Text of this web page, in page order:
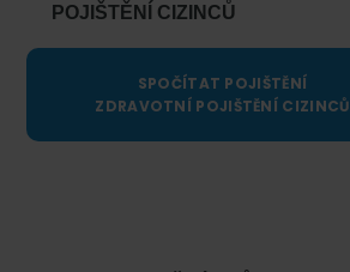
POJIŠTĚNÍ CIZINCŮ
SPOČÍTAT POJIŠTĚNÍ
ZDRAVOTNÍ POJIŠTĚNÍ CIZINCŮ